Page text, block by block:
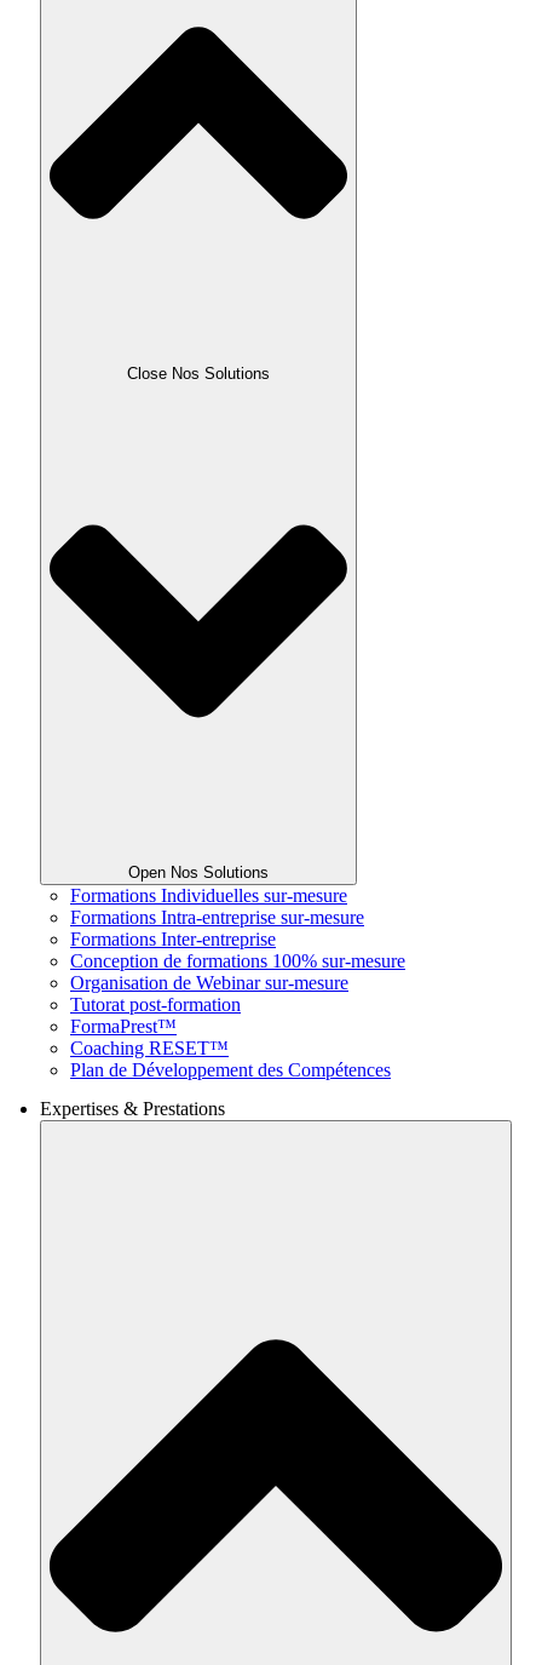
Close Nos Solutions
Open Nos Solutions
Formations Individuelles sur-mesure
Formations Intra-entreprise sur-mesure
Formations Inter-entreprise
Conception de formations 100% sur-mesure
Organisation de Webinar sur-mesure
Tutorat post-formation
FormaPrest™
Coaching RESET™
Plan de Développement des Compétences
Expertises & Prestations